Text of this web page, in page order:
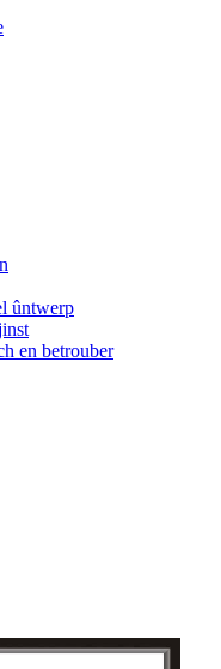
ûntwerp
en betrouber